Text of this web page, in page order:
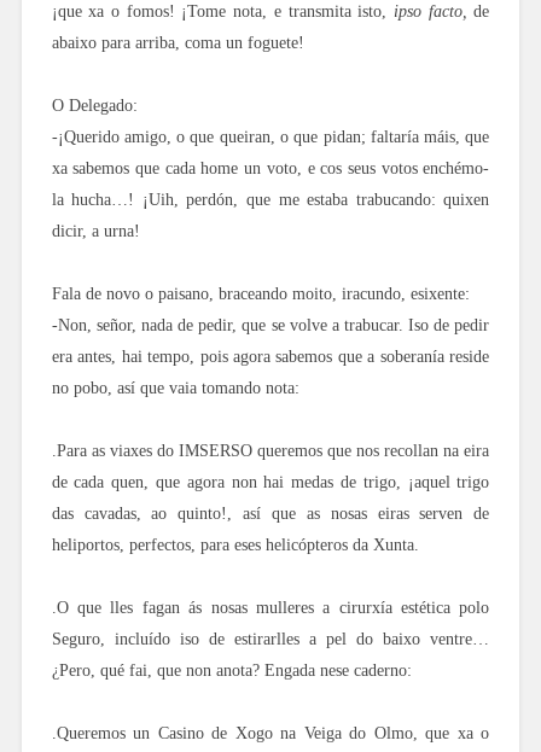
¡que xa o fomos! ¡Tome nota, e transmita isto, ipso facto,de
abaixo para arriba, coma un foguete!
O Delegado:
-¡Querido amigo, o que queiran, o que pidan; faltaría máis, que
xa sabemos que cada home un voto, e cos seus votos enchémo-
la hucha…! ¡Uih, perdón, que me estaba trabucando: quixen
dicir, a urna!
Fala de novo o paisano, braceando moito, iracundo, esixente:
-Non, señor, nada de pedir, que se volve a trabucar. Iso de pedir
era antes, hai tempo, pois agora sabemos que a soberanía reside
no pobo, así que vaia tomando nota:
.Para as viaxes do IMSERSO queremos que nos recollan na eira
de cada quen, que agora non hai medas de trigo, ¡aquel trigo
das cavadas, ao quinto!, así que as nosas eiras serven de
heliportos, perfectos, para eses helicópteros da Xunta.
.O que lles fagan ás nosas mulleres a cirurxía estética polo
Seguro, incluído iso de estirarlles a pel do baixo ventre…
¿Pero, qué fai, que non anota? Engada nese caderno:
.Queremos un Casino de Xogo na Veiga do Olmo, que xa o